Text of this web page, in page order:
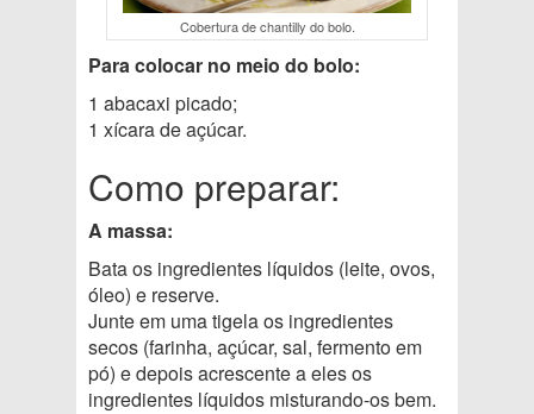
Cobertura de chantilly do bolo.
Para colocar no meio do bolo:
1 abacaxi picado;
1 xícara de açúcar.
Como preparar:
A massa:
Bata os ingredientes líquidos (leite, ovos,
óleo) e reserve.
Junte em uma tigela os ingredientes
secos (farinha, açúcar, sal, fermento em
pó) e depois acrescente a eles os
ingredientes líquidos misturando-os bem.